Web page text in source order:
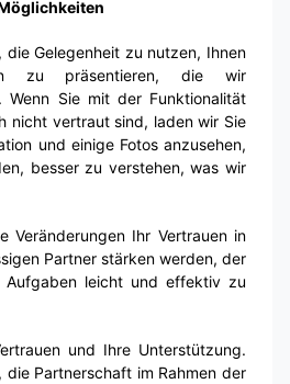
die Gelegenheit zu nutzen, Ihnen
zu präsentieren, die wir
Wenn Sie mit der Funktionalität
nicht vertraut sind, laden wir Sie
und einige Fotos anzusehen,
besser zu verstehen, was wir
Veränderungen Ihr Vertrauen in
Partner stärken werden, der
leicht und effektiv zu
und Ihre Unterstützung.
die Partnerschaft im Rahmen der